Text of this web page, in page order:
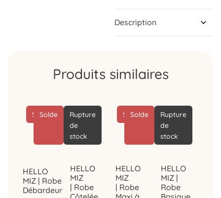
Description
Produits similaires
Solde
HELLO
MIZ | Robe
Débardeur
Solde
Rupture
de
stock
HELLO
MIZ
| Robe
Solde
HELLO
MIZ
| Robe
Solde
Rupture
de
stock
HELLO
MIZ |
Robe